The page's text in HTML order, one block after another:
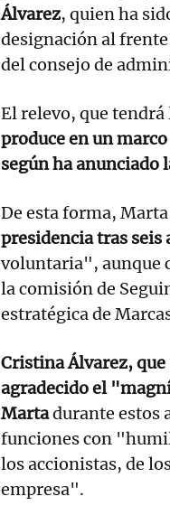
Álvarez, quien ha
designación al
del consejo de
El relevo, que
produce en un
según ha anunciado
De esta forma,
presidencia tras seis
voluntaria", aunque
la comisión de
estratégica de
Cristina Álvarez,
agradecido el
Martadurante estos
funciones con
los accionistas, de
empresa".